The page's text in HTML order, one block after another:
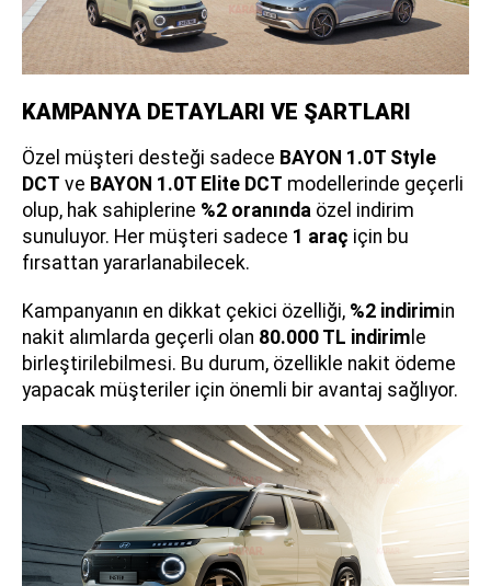
KAMPANYA DETAYLARI VE ŞARTLARI
Özel müşteri desteği sadece BAYON 1.0T Style
DCT ve BAYON 1.0T Elite DCT modellerinde geçerli
olup, hak sahiplerine %2 oranında özel indirim
sunuluyor. Her müşteri sadece 1 araç için bu
fırsattan yararlanabilecek.
Kampanyanın en dikkat çekici özelliği, %2 indirimin
nakit alımlarda geçerli olan 80.000 TL indirim le
birleştirilebilmesi. Bu durum, özellikle nakit ödeme
yapacak müşteriler için önemli bir avantaj sağlıyor.